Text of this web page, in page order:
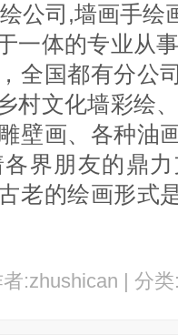
公司,墙画手绘
一体的专业从
全国都有分公
村文化墙彩绘
壁画、各种油
界朋友的鼎
老的绘画形式
:zhushican | 分